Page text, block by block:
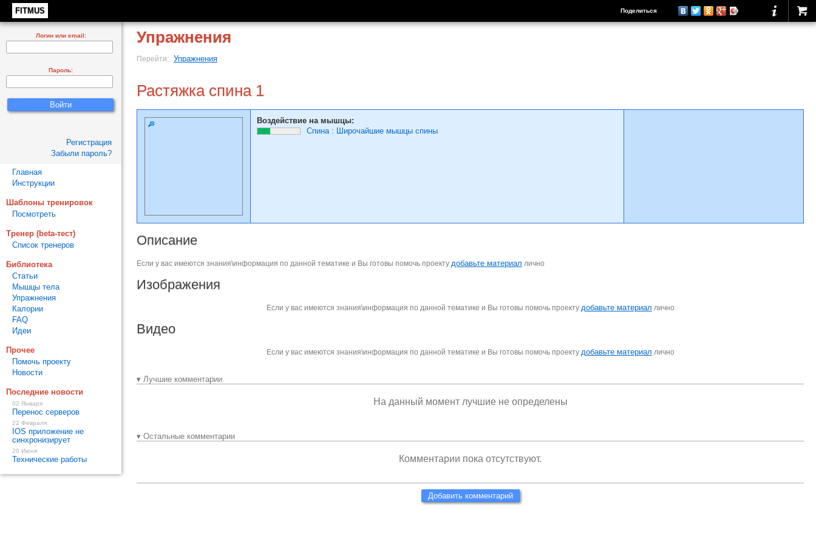
FITMUS Поделиться
Упражнения
Перейти: Упражнения
Растяжка спина 1
Воздействие на мышцы:
Спина: Широчайшие мышцы спины
Описание
Если у вас имеются знания\информация по данной тематике и Вы готовы помочь проекту добавьте материал лично
Изображения
Если у вас имеются знания\информация по данной тематике и Вы готовы помочь проекту добавьте материал лично
Видео
Если у вас имеются знания\информация по данной тематике и Вы готовы помочь проекту добавьте материал лично
▾ Лучшие комментарии
На данный момент лучшие не определены
▾ Остальные комментарии
Комментарии пока отсутствуют.
Добавить комментарий
Логин или email:
Пароль:
Регистрация
Забыли пароль?
Главная
Инструкции
Шаблоны тренировок
Посмотреть
Тренер (beta-тест)
Список тренеров
Библиотека
Статьи
Мышцы тела
Упражнения
Калории
FAQ
Идеи
Прочее
Помочь проекту
Новости
Последние новости
02 Января
Перенос серверов
22 Февраля
IOS приложение не
синхронизирует
20 Июня
Технические работы